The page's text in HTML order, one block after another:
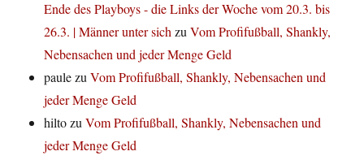
Ende des Playboys - die Links der Woche vom 20.3. bis
26.3. | Männer unter sichzuVom Profifußball, Shankly,
Nebensachen und jeder Menge Geld
paulezuVom Profifußball, Shankly, Nebensachen und
jeder Menge Geld
hiltozuVom Profifußball, Shankly, Nebensachen und
jeder Menge Geld